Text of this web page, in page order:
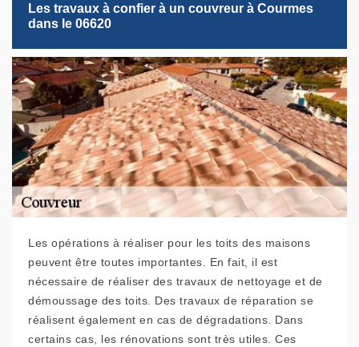
Les travaux à confier à un couvreur à Courmes
dans le 06620
Les opérations à réaliser pour les toits des maisons
peuvent être toutes importantes. En fait, il est
nécessaire de réaliser des travaux de nettoyage et de
démoussage des toits. Des travaux de réparation se
réalisent également en cas de dégradations. Dans
certains cas, les rénovations sont très utiles. Ces